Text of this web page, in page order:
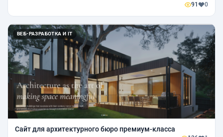
91 0
ВЕБ-РАЗРАБОТКА И IT
Сайт для архитектурного бюро премиум-класса